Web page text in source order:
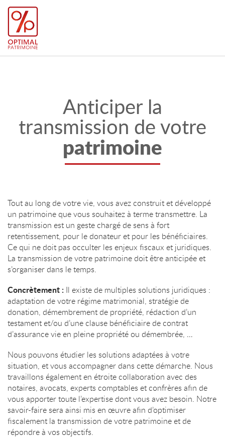
Anticiper la
transmission de votre
patrimoine
Tout au long de votre vie, vous avez construit et développé
un patrimoine que vous souhaitez à terme transmettre. La
transmission est un geste chargé de sens à fort
retentissement, pour le donateur et pour les bénéficiaires.
Ce qui ne doit pas occulter les enjeux fiscaux et juridiques.
La transmission de votre patrimoine doit être anticipée et
s’organiser dans le temps.
Concrètement : Il existe de multiples solutions juridiques :
adaptation de votre régime matrimonial, stratégie de
donation, démembrement de propriété, rédaction d’un
testament et/ou d’une clause bénéficiaire de contrat
d’assurance vie en pleine propriété ou démembrée, …
Nous pouvons étudier les solutions adaptées à votre
situation, et vous accompagner dans cette démarche. Nous
travaillons également en étroite collaboration avec des
notaires, avocats, experts comptables et confrères afin de
vous apporter toute l’expertise dont vous avez besoin. Notre
savoir-faire sera ainsi mis en œuvre afin d’optimiser
fiscalement la transmission de votre patrimoine et de
répondre à vos objectifs.